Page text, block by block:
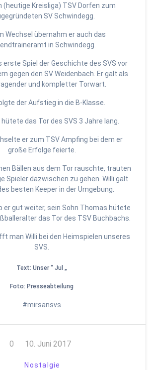
(heutige Kreisliga) TSV Dorfen zum
SV Schwindegg.
Wechsel übernahm er auch das
in Schwindegg.
erste Spiel der Geschichte des SVS vor
gegen den SV Weidenbach. Er galt als
und kompletter Torwart.
der Aufstieg in die B-Klasse.
hütete das Tor des SVS 3 Jahre lang.
er zum TSV Ampfing bei dem er
große Erfolge feierte.
Bällen aus dem Tor rauschte, trauten
Spieler dazwischen zu gehen. Willi galt
besten Keeper in der Umgebung.
er gut weiter, sein Sohn Thomas hütete
das Tor des TSV Buchbachs.
man Willi bei den Heimspielen unseres
SVS.
Text: Unser “ Jul „
Foto: Presseabteilung
#mirsansvs
0 10. Juni 2017
Nostalgie